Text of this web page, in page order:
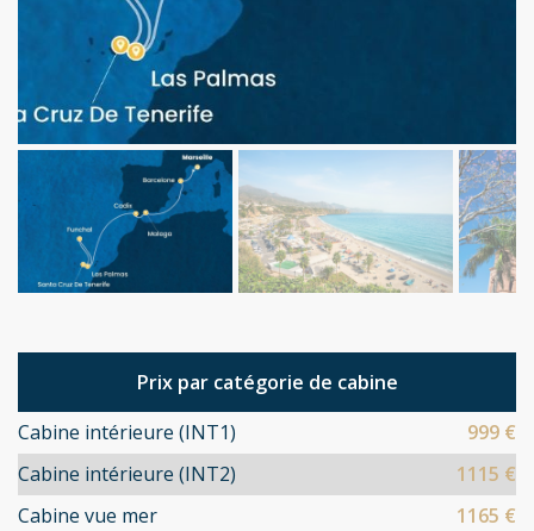
Prix par catégorie de cabine
Cabine intérieure (INT1)
999 €
Cabine intérieure (INT2)
1115 €
Cabine vue mer
1165 €